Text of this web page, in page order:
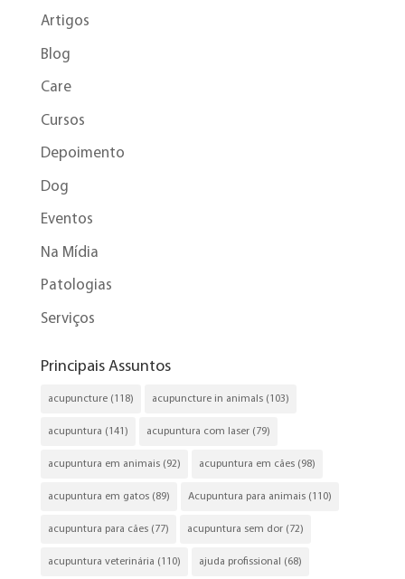
Artigos
Blog
Care
Cursos
Depoimento
Dog
Eventos
Na Mídia
Patologias
Serviços
Principais Assuntos
acupuncture(118) acupuncture in animals(103)
acupuntura (141) acupuntura com laser(79)
acupuntura em animais(92) acupuntura em cães(98)
acupuntura em gatos(89) Acupuntura para animais(110)
acupuntura para cães(77) acupuntura sem dor(72)
acupuntura veterinária (110) ajuda profissional (68)